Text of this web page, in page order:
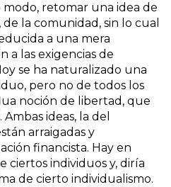
modo, retomar una idea de
la comunidad, sin lo cual
a una mera
a las exigencias de
se ha naturalizado una
pero no de todos los
noción de libertad, que
ideas, la del
arraigadas y
financista. Hay en
ciertos individuos y, diría
de cierto individualismo.